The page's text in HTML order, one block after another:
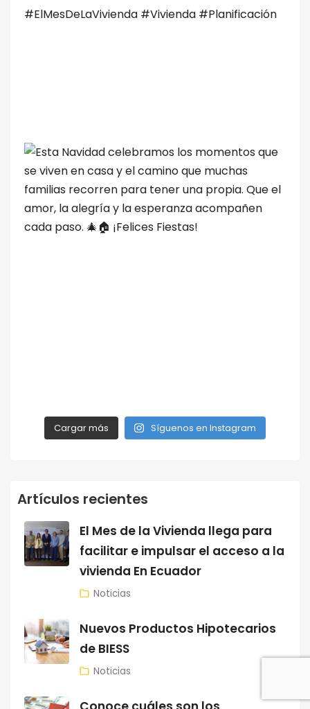
Cargar más Síguenos en Instagram
Artículos recientes
El Mes de la Vivienda llega para
facilitar e impulsar el acceso a la
vivienda En Ecuador
Noticias
Nuevos Productos Hipotecarios
de BIESS
Noticias